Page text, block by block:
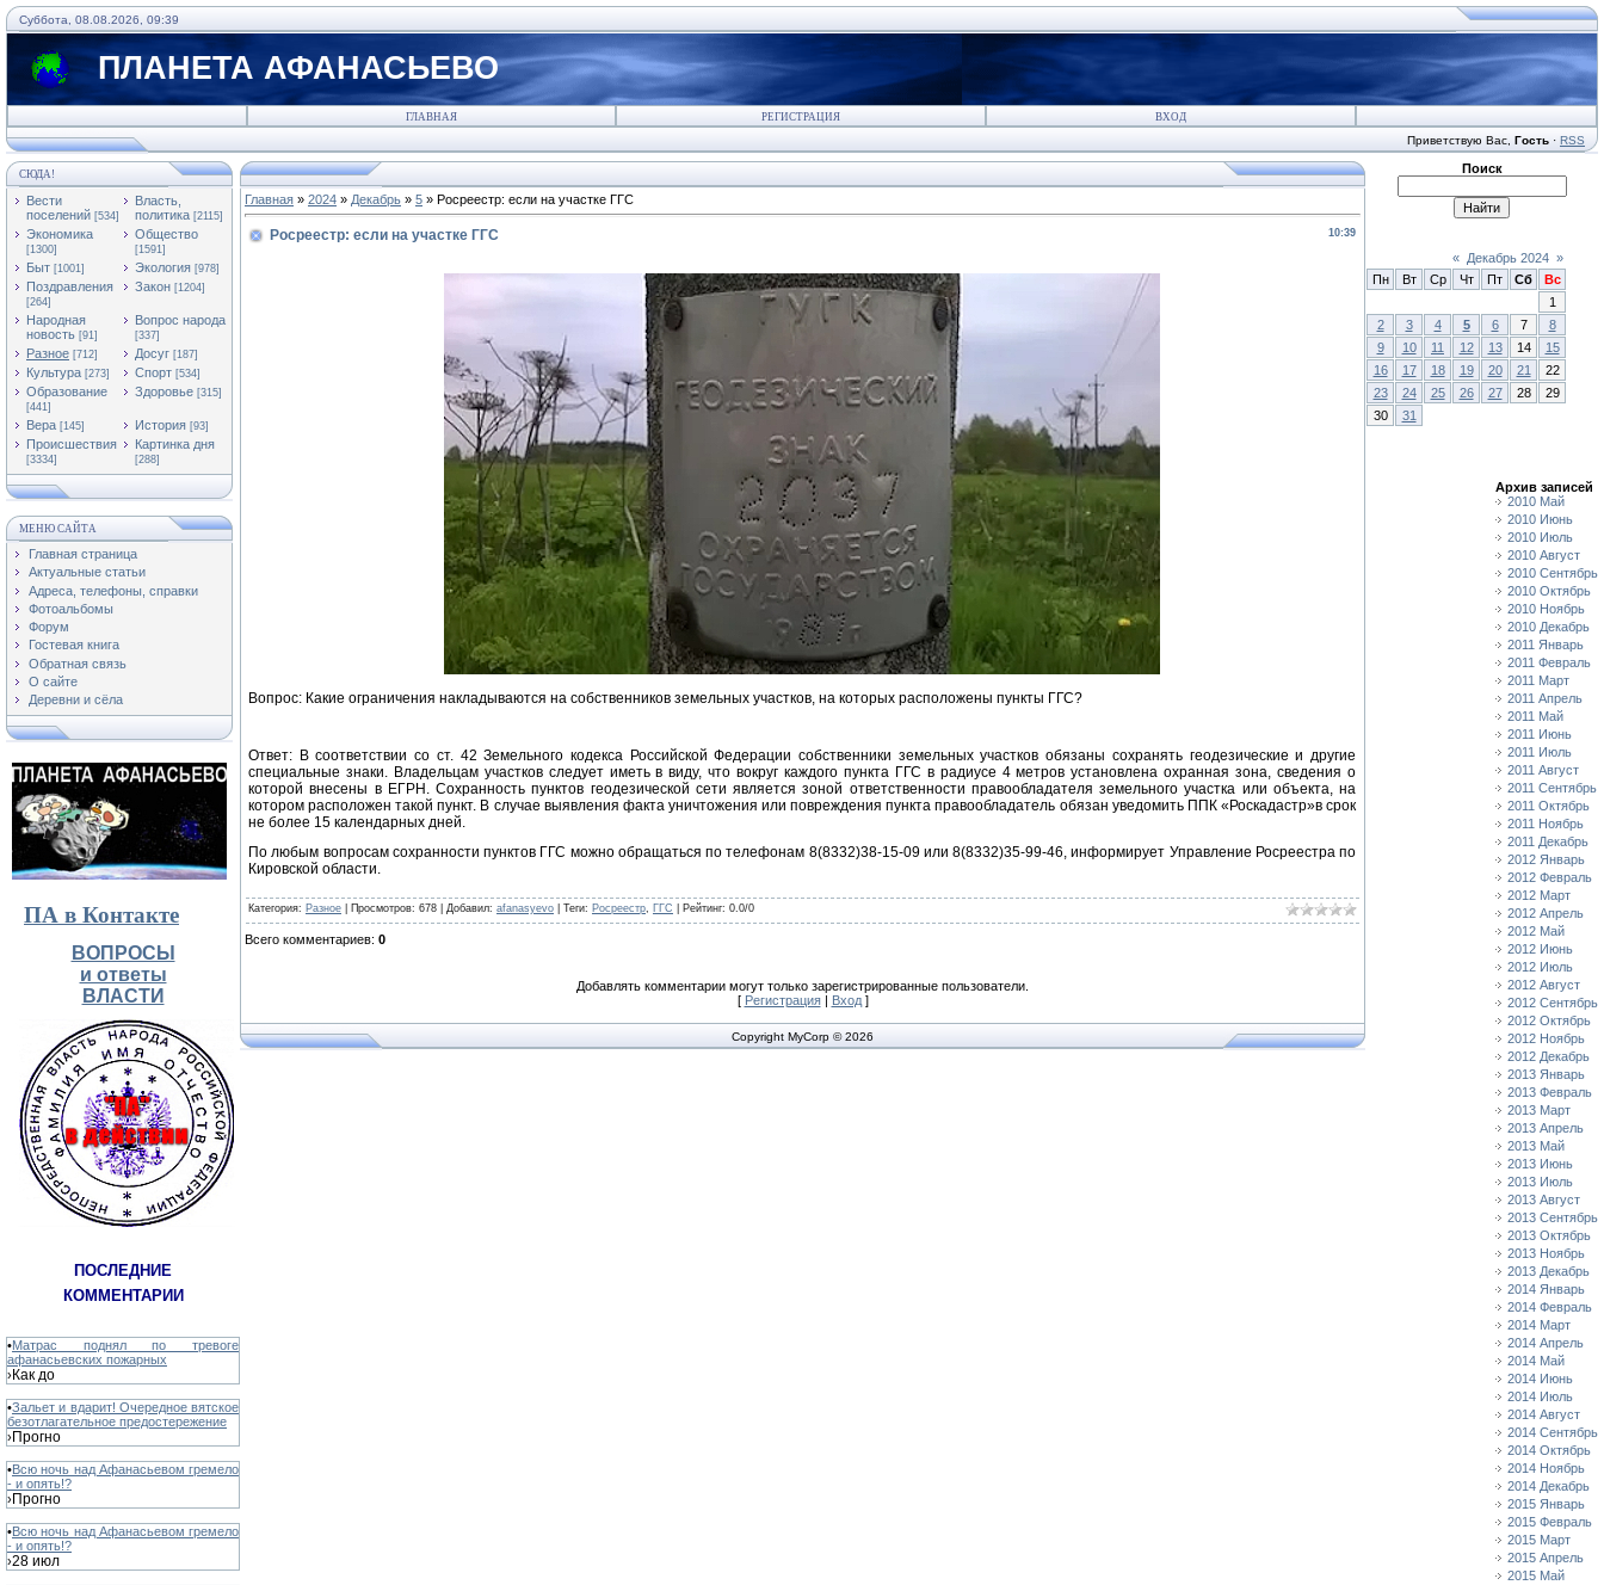
Суббота, 08.08.2026, 09:39
ПЛАНЕТА АФАНАСЬЕВО
ГЛАВНАЯ РЕГИСТРАЦИЯ ВХОД
Приветствую Вас Гость · RSS
СЮДА!
Вести
поселений [534]
Власть,
политика [2115]
Экономика
[1300]
Общество
[1591]
Быт [1001] Экология [978]
Поздравления
[264]
Закон [1204]
Народная
новость [91]
Вопрос народа
[337]
Разное [712] Досуг [187]
Культура [273] Спорт [534]
Образование
[441]
Здоровье [315]
Вера [145] История [93]
Происшествия
[3334]
Картинка дня
[288]
МЕНЮ САЙТА
Главная страница
Актуальные статьи
Адреса, телефоны, справки
Фотоальбомы
Форум
Гостевая книга
Обратная связь
О сайте
Деревни и сёла
ПА в Контакте
ВОПРОСЫ
и ответы
ВЛАСТИ
ПОСЛЕДНИЕ
КОММЕНТАРИИ
•Матрас поднял по тревоге
афанасьевских пожарных
›Как до
•Зальет и вдарит! Очередное вятское
безотлагательное предостережение
›Прогно
•Всю ночь над Афанасьевом гремело
- и опять!?
›Прогно
•Всю ночь над Афанасьевом гремело
- и опять!?
›28 июл
Главная » 2024 » Декабрь » 5 » Росреестр: если на участке ГГС
10:39
Росреестр: если на участке ГГС
Вопрос: Какие ограничения накладываются на собственников земельных участков, на которых расположены пункты ГГС?
Ответ: В соответствии со ст. 42 Земельного кодекса Российской Федерации собственники земельных участков обязаны сохранять геодезические и другие
специальные знаки. Владельцам участков следует иметь в виду, что вокруг каждого пункта ГГС в радиусе 4 метров установлена охранная зона, сведения о
которой внесены в ЕГРН. Сохранность пунктов геодезической сети является зоной ответственности правообладателя земельного участка или объекта, на
котором расположен такой пункт. В случае выявления факта уничтожения или повреждения пункта правообладатель обязан уведомить ППК «Роскадастр»в срок
не более 15 календарных дней.
По любым вопросам сохранности пунктов ГГС можно обращаться по телефонам 8(8332)38-15-09 или 8(8332)35-99-46, информирует Управление Росреестра по
Кировской области.
Категория: Разное Просмотров: 678 | Добавил: afanasyevo Теги: Росреестр, ГГС Рейтинг: 0.0/0
Всего комментариев: 0
Добавлять комментарии могут только зарегистрированные пользователи.
[ Регистрация| Вход]
Copyright MyCorp © 2026
Поиск
« Декабрь 2024 »
Пн
Вт Ср Чт Пт Сб
Вс
1
2
3 4 5 6 7
8
9
10 11 12 13 14
15
16
17 18 19 20 21
22
23
24 25 26 27 28
29
30
31
Архив записей
2010 Май
2010 Июнь
2010 Июль
2010 Август
2010 Сентябрь
2010 Октябрь
2010 Ноябрь
2010 Декабрь
2011 Январь
2011 Февраль
2011 Март
2011 Апрель
2011 Май
2011 Июнь
2011 Июль
2011 Август
2011 Сентябрь
2011 Октябрь
2011 Ноябрь
2011 Декабрь
2012 Январь
2012 Февраль
2012 Март
2012 Апрель
2012 Май
2012 Июнь
2012 Июль
2012 Август
2012 Сентябрь
2012 Октябрь
2012 Ноябрь
2012 Декабрь
2013 Январь
2013 Февраль
2013 Март
2013 Апрель
2013 Май
2013 Июнь
2013 Июль
2013 Август
2013 Сентябрь
2013 Октябрь
2013 Ноябрь
2013 Декабрь
2014 Январь
2014 Февраль
2014 Март
2014 Апрель
2014 Май
2014 Июнь
2014 Июль
2014 Август
2014 Сентябрь
2014 Октябрь
2014 Ноябрь
2014 Декабрь
2015 Январь
2015 Февраль
2015 Март
2015 Апрель
2015 Май